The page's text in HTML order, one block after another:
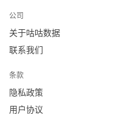
公司
关于咕咕数据
联系我们
条款
隐私政策
用户协议